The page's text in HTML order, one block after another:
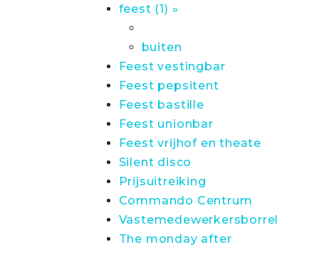
feest (1) »
buiten
Feest vestingbar
Feest pepsitent
Feest bastille
Feest unionbar
Feest vrijhof en theate
Silent disco
Prijsuitreiking
Commando Centrum
Vastemedewerkersborrel
The monday after